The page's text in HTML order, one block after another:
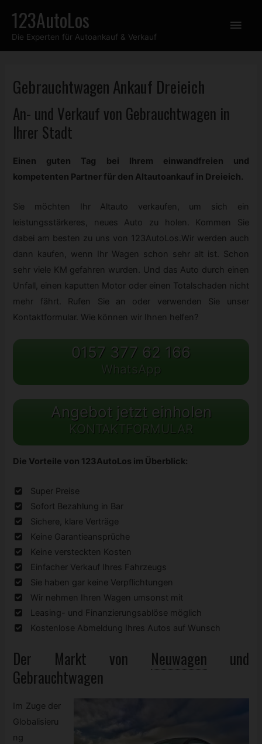
Inhalt
springen
123AutoLos
Die Experten für Autoankauf & Verkauf
GebrauchtwagenAnkauf Dreieich
An- und Verkauf von Gebrauchtwagen in
Ihrer Stadt
Einen guten Tag bei Ihrem einwandfreien und
kompetenten Partner für den Altautoankauf in Dreieich.
Sie möchten Ihr Altauto verkaufen, um sich ein
leistungsstärkeres, neues Auto zu holen. Kommen Sie
dabei am besten zu uns von 123AutoLos.Wir werden auch
dann kaufen, wenn Ihr Wagen schon sehr alt ist. Schon
sehr viele KM gefahren wurden. Und das Auto durch einen
Unfall, einen kaputten Motor oder einen Totalschaden nicht
mehr fährt. Rufen Sie an oder verwenden Sie unser
Kontaktformular. Wie können wir Ihnen helfen?
0157 377 62 166
WhatsApp
Angebot jetzt einholen
KONTAKTFORMULAR
Die Vorteile von 123AutoLos im Überblick:
Super Preise
Sofort Bezahlung in Bar
Sichere, klare Verträge
Keine Garantieansprüche
Keine versteckten Kosten
Einfacher Verkauf Ihres Fahrzeugs
Sie haben gar keine Verpflichtungen
Wir nehmen Ihren Wagen umsonst mit
Leasing- und Finanzierungsablöse möglich
Kostenlose Abmeldung Ihres Autos auf Wunsch
Der Markt von Neuwagen
und
Gebrauchtwagen
Im Zuge der
Globalisieru
ng